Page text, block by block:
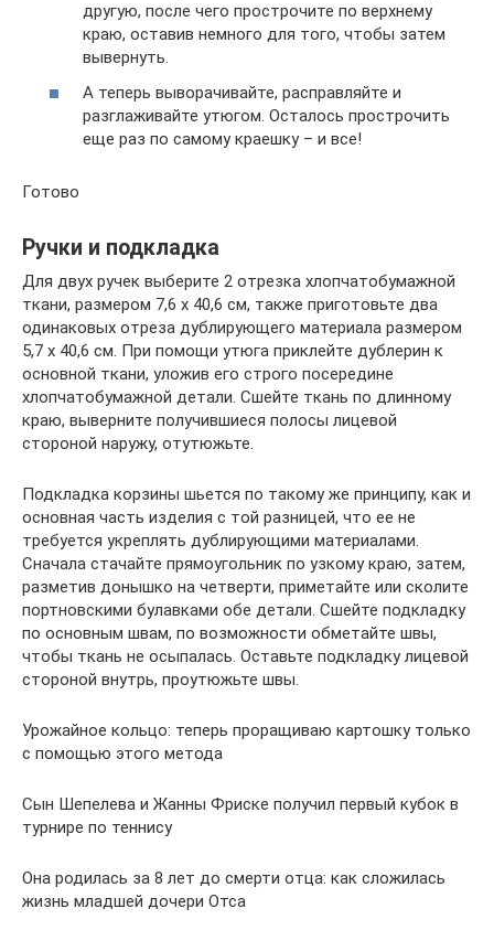
другую, после чего прострочите по верхнему
краю, оставив немного для того, чтобы затем
вывернуть.
А теперь выворачивайте, расправляйте и
разглаживайте утюгом. Осталось прострочить
еще раз по самому краешку – и все!
Готово
Ручки и подкладка
Для двух ручек выберите 2 отрезка хлопчатобумажной
ткани, размером 7,6 х 40,6 см, также приготовьте два
одинаковых отреза дублирующего материала размером
5,7 х 40,6 см. При помощи утюга приклейте дублерин к
основной ткани, уложив его строго посередине
хлопчатобумажной детали. Сшейте ткань по длинному
краю, выверните получившиеся полосы лицевой
стороной наружу, отутюжьте.
Подкладка корзины шьется по такому же принципу, как и
основная часть изделия с той разницей, что ее не
требуется укреплять дублирующими материалами.
Сначала стачайте прямоугольник по узкому краю, затем,
разметив донышко на четверти, приметайте или сколите
портновскими булавками обе детали. Сшейте подкладку
по основным швам, по возможности обметайте швы,
чтобы ткань не осыпалась. Оставьте подкладку лицевой
стороной внутрь, проутюжьте швы.
Урожайное кольцо: теперь проращиваю картошку только
с помощью этого метода
Сын Шепелева и Жанны Фриске получил первый кубок в
турнире по теннису
Она родилась за 8 лет до смерти отца: как сложилась
жизнь младшей дочери Отса